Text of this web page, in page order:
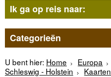
Ik ga op reis naar:
Categorieën
U bent hier: Home Europa
Schleswig - Holstein
Kaarten